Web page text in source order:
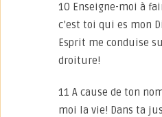
10 Enseigne-moi à
c’est toi qui es mon
Esprit me conduise
droiture!
11 A cause de ton
moi la vie! Dans ta